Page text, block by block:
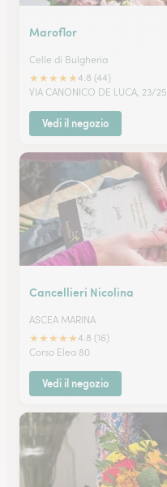
Maroflor
Celle di Bulgheria
★★★★★4.8 (44)
VIA CANONICO DE LUCA, 23/25
Vedi il negozio
Cancellieri Nicolina
ASCEA MARINA
★★★★★4.8 (16)
Corso Elea 80
Vedi il negozio